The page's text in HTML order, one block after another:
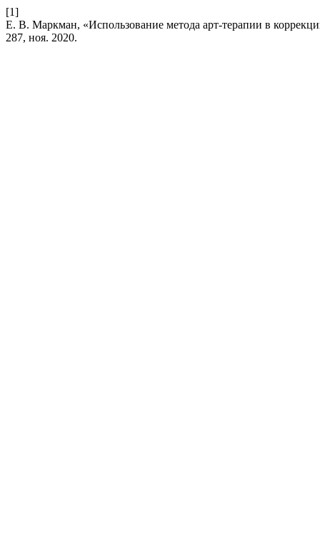
[1]
Е. В. Маркман, «Использование метода арт-терапии в
287, ноя. 2020.